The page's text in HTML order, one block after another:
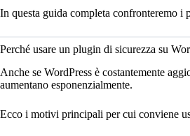
In questa guida completa confronteremo i
Perché usare un plugin di sicurezza su
Anche se WordPress è costantemente
aumentano esponenzialmente.
Ecco i motivi principali per cui conviene